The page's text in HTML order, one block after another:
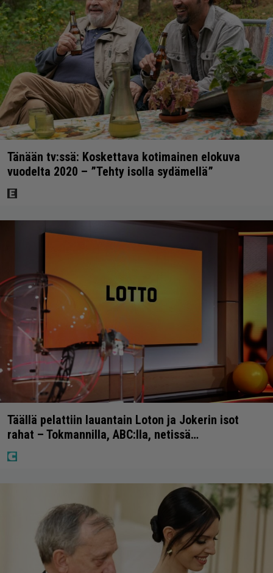
Tänään tv:ssä: Koskettava kotimainen elokuva
vuodelta 2020 – ”Tehty isolla sydämellä”
Täällä pelattiin lauantain Loton ja Jokerin isot
rahat – Tokmannilla, ABC:lla, netissä…